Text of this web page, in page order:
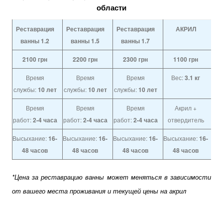
области
Реставрация
ванны 1.2
Реставрация
ванны 1.5
Реставрация
ванны 1.7
АКРИЛ
2100 грн 2200 грн 2300 грн 1100 грн
Время
службы:10 лет
Время
службы:10 лет
Время
службы:10 лет
Вес:3.1 кг
Время
работ:2-4 часа
Время
работ:2-4 часа
Время
работ:2-4 часа
Акрил +
отвердитель
Высыхание:16-
48 часов
Высыхание:16-
48 часов
Высыхание:16-
48 часов
Высыхание:16-
48 часов
*Цена за реставрацию ванны может меняться в зависимости
от вашего места проживания и текущей цены на акрил